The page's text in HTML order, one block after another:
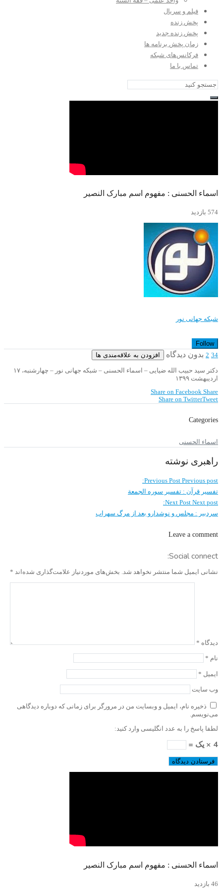
فیلم و سریال
پخش زنده
پخش زنده جدید
زمان پخش برنامه ها
فرکانس‌های شبکه
تماس با ما
اسماء الحسنی : مفهوم اسم مبارک النصیر
574 بازدید
شبکه جهانی نور
Follow
34
2 بدون دیدگاه افزودن به علاقه‌مندی ها
دکتر سید حبیب الله ضیایی – اسماء الحسنی – شبکه جهانی نور – چهارشنبه، ۱۷
اردیبهشت ۱۳۹۹
Share on Facebook Share
Share on TwitterTweet
Categories
اسماء الحسنی
راهبری نوشته
Previous Post Previous post:
تفسیر قرآن : تفسیر سوره الجمعة
Next Post Next post:
سردبیر : مجلس و نوشدارو بعد از مرگ سهراب
Leave a comment
Social connect:
نشانی ایمیل شما منتشر نخواهد شد. بخش‌های موردنیاز علامت‌گذاری شده‌اند *
دیدگاه *
نام *
ایمیل *
وب‌ سایت
ذخیره نام، ایمیل و وبسایت من در مرورگر برای زمانی که دوباره دیدگاهی
می‌نویسم.
لطفا پاسخ را به عدد انگلیسی وارد کنید:
4 × یک =
اسماء الحسنی : مفهوم اسم مبارک النصیر
46 بازدید